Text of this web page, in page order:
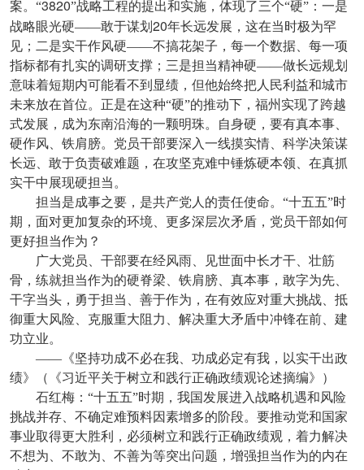
案。“3820”战略工程的提出和实施，体现了三个“硬”：一是
战略眼光硬——敢于谋划 20年长远发展，这在当时极为罕
见；二是实干作风硬——不搞花架子，每一个数据、每一项
指标都有扎实的调研支撑；三是担当精神硬——做长远规划
意味着短期内可能看不到显绩，但他始终把人民利益和城市
未来放在首位。正是在这种“硬”的推动下，福州实现了跨越
式发展，成为东南沿海的一颗明珠。自身硬，要有真本事、
硬作风、铁肩膀。党员干部要深入一线摸实情、科学决策谋
长远、敢于负责破难题，在攻坚克难中锤炼硬本领、在真抓
实干中展现硬担当。
担当是成事之要，是共产党人的责任使命。“十五五”时
期，面对更加复杂的环境、更多深层次矛盾，党员干部如何
更好担当作为？
广大党员、干部要在经风雨、见世面中长才干、壮筋
骨，练就担当作为的硬脊梁、铁肩膀、真本事，敢字为先、
干字当头，勇于担当、善于作为，在有效应对重大挑战、抵
御重大风险、克服重大阻力、解决重大矛盾中冲锋在前、建
功立业。
——《坚持功成不必在我、功成必定有我，以实干出政
绩》（《习近平关于树立和践行正确政绩观论述摘编》）
石红梅：“十五五”时期，我国发展进入战略机遇和风险
挑战并存、不确定难预料因素增多的阶段。要推动党和国家
事业取得更大胜利，必须树立和践行正确政绩观，着力解决
不想为、不敢为、不善为等突出问题，增强担当作为的内在